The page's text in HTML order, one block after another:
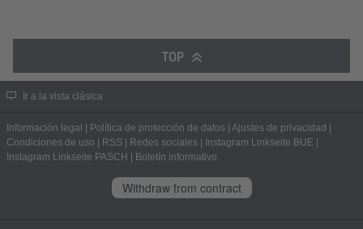
TOP
Ir a la vista clásica
Información legal Política de protección de datos Ajustes de privacidad
Condiciones de uso
RSS Redes sociales Instagram Linkseite BUE
Instagram Linkseite PASCH
Boletín informativo
Withdraw from contract